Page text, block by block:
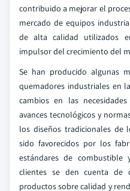
contribuido a mejorar el
mercado de equipos
de alta calidad utilizados
impulsor del crecimiento del
Se han producido algunas
quemadores industriales en
cambios en las
avances tecnológicos y
los diseños tradicionales de
sido favorecidos por los
estándares de
clientes se den cuenta de
productos sobre calidad y